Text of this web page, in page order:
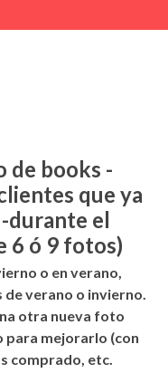
de books -
que ya
durante el
6 ó 9 fotos)
o en verano,
verano o invierno.
otra nueva foto
mejorarlo (con
comprado, etc.